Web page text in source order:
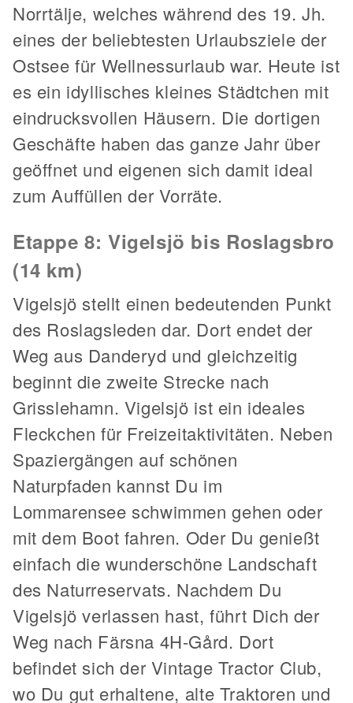
Norrtälje, welches während des 19. Jh.
eines der beliebtesten Urlaubsziele der
Ostsee für Wellnessurlaub war. Heute ist
es ein idyllisches kleines Städtchen mit
eindrucksvollen Häusern. Die dortigen
Geschäfte haben das ganze Jahr über
geöffnet und eigenen sich damit ideal
zum Auffüllen der Vorräte.
Etappe 8: Vigelsjö bis Roslagsbro
(14 km)
Vigelsjö stellt einen bedeutenden Punkt
des Roslagsleden dar. Dort endet der
Weg aus Danderyd und gleichzeitig
beginnt die zweite Strecke nach
Grisslehamn. Vigelsjö ist ein ideales
Fleckchen für Freizeitaktivitäten. Neben
Spaziergängen auf schönen
Naturpfaden kannst Du im
Lommarensee schwimmen gehen oder
mit dem Boot fahren. Oder Du genießt
einfach die wunderschöne Landschaft
des Naturreservats. Nachdem Du
Vigelsjö verlassen hast, führt Dich der
Weg nach Färsna 4H-Gård. Dort
befindet sich der Vintage Tractor Club,
wo Du gut erhaltene, alte Traktoren und